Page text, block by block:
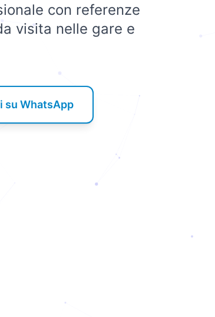
con referenze
visita nelle gare e
su WhatsApp